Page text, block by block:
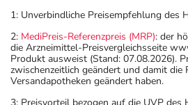
- Vorsicht bei einer
Wenn Sie eine Diabetes-Diät
Sie den Zuckergehalt
- Es kann Arzneimittel geben, mit
1: Unverbindliche Preisempfehlung des
2: MediPreis-Referenzpreis (MRP): der
die Arzneimittel-Preisvergleichsseite
Produkt ausweist (Stand: 07.08.2026).
zwischenzeitlich geändert und damit die
Versandapotheken geändert haben.